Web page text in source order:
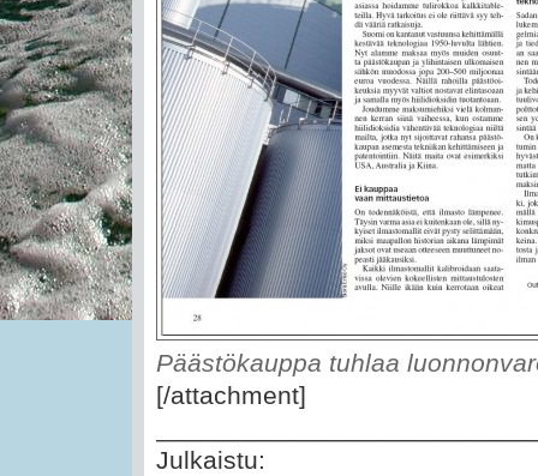
Päästökauppa tuhlaa
[/attachment]
Julkaistu: